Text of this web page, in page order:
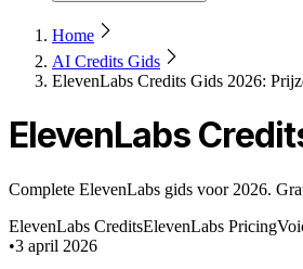
Home
AI Credits Gids
ElevenLabs Credits Gids 2026:
ElevenLabs
Complete ElevenLabs gids voor 2026.
ElevenLabs CreditsElevenLabs Pricing
•3 april 2026